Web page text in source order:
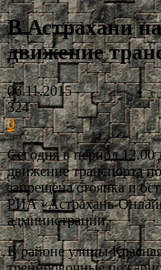
В Астрахани
движение
06.11.2015
324
0
Сегодня в период 12.00
движение транспорта
запрещена стоянка и
РИА «Астрахань-
администрации.
В районе улицы